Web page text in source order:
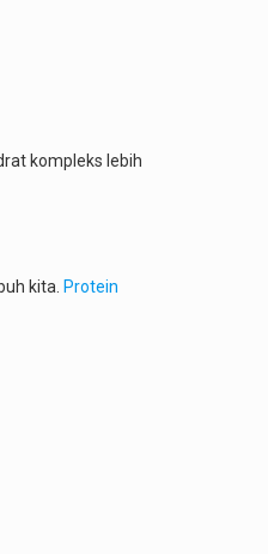
kompleks lebih
kita. Protein